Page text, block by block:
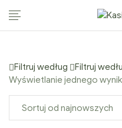
Filtruj według
Filtruj
Wyświetlanie jednego